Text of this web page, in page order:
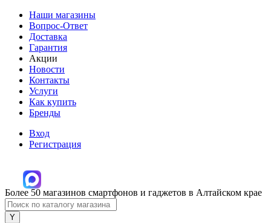
Наши магазины
Вопрос-Ответ
Доставка
Гарантия
Акции
Новости
Контакты
Услуги
Как купить
Бренды
Вход
Регистрация
Более 50 магазинов смартфонов и гаджетов в Алтайском крае